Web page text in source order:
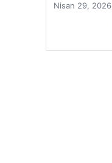
Nisan 29, 2026